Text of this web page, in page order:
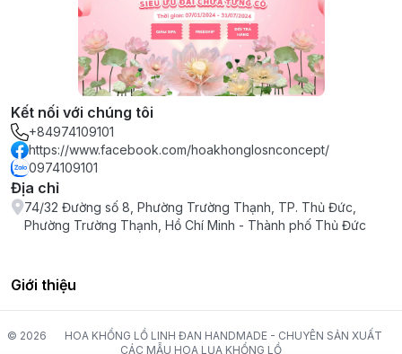
Kết nối với chúng tôi
+84974109101
https://www.facebook.com/hoakhonglosnconcept/
0974109101
Địa chỉ
74/32 Đường số 8, Phường Trường Thạnh, TP. Thủ Đức,
Phường Trường Thạnh, Hồ Chí Minh - Thành phố Thủ Đức
Giới thiệu
© 2026
HOA KHỔNG LỒ LINH ĐAN HANDMADE - CHUYÊN SẢN XUẤT
CÁC MẪU HOA LỤA KHỔNG LỒ